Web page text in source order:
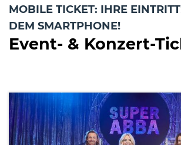
MOBILE TICKET: IHRE
DEM SMARTPHONE!
Event- & Konzert-